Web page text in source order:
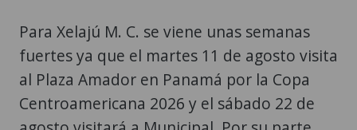
Para Xelajú M. C. se viene unas semanas
fuertes ya que el martes 11 de agosto visita
al Plaza Amador en Panamá por la Copa
Centroamericana 2026 y el sábado 22 de